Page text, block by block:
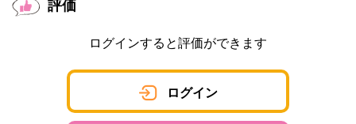
評価
ログインすると評価ができます
ログイン